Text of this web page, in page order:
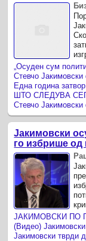
Јакимовски
го избрише од